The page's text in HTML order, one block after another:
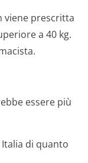
viene prescritta
a 40 kg.
essere più
di quanto